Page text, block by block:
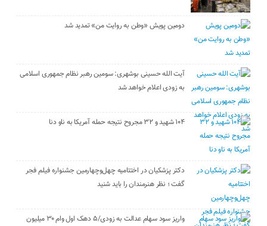
دومین پویش «وطن به روایت من» تمدید شد
آیت الله حسینی بوشهری: سومین رهبر نظام جمهوری اسلامی
به زودی اعلام خواهد شد
۱۰۴ شهید و ۳۲ مجروح نتیجه حمله آمریکا به ناو دنا
دکتر پزشکیان در اختتامیه چهل‌وچهارمین جشنواره فیلم فجر
گفت ؛ نظر هنرمندان را باید شنید
واریز سود سهام عدالت به زودی/۵ دهک اول وام ۳۰ میلیون